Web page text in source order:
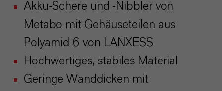
Akku-Schere und -Nibbler von
Metabo mit Gehäuseteilen aus
Polyamid 6 von LANXESS
Hochwertiges, stabiles Material
Geringe Wanddicken mit